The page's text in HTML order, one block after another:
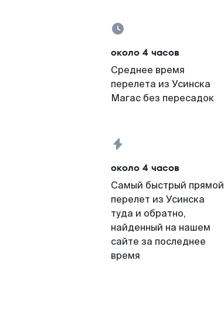
около 4 часов
Среднее время
перелета из Усинска
Магас без пересадок
около 4 часов
Самый быстрый прямой
перелет из Усинска
туда и обратно,
найденный на нашем
сайте за последнее
время